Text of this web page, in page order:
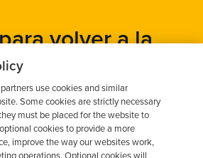
volver a la
gratuito en cuestión de minutos y
tu instalación hoy mismo.
use cookies and similar
Some cookies are strictly necessary
must be placed for the website to
cookies to provide a more
improve the way our websites work,